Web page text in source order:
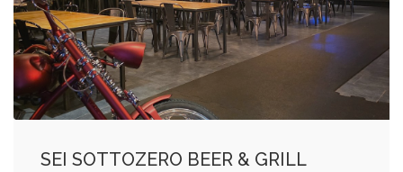
SEI SOTTOZERO BEER & GRILL